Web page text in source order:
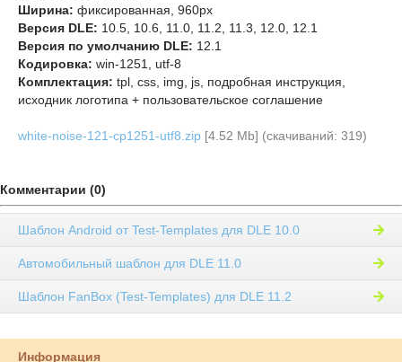
Ширина: фиксированная, 960px
Версия DLE: 10.5, 10.6, 11.0, 11.2, 11.3, 12.0, 12.1
Версия по умолчанию DLE: 12.1
Кодировка: win-1251, utf-8
Комплектация: tpl, css, img, js, подробная инструкция,
исходник логотипа + пользовательское соглашение
white-noise-121-cp1251-utf8.zip [4.52 Mb] (cкачиваний: 319)
Комментарии (0)
Шаблон Android от Test-Templates для DLE 10.0
Автомобильный шаблон для DLE 11.0
Шаблон FanBox (Test-Templates) для DLE 11.2
Информация